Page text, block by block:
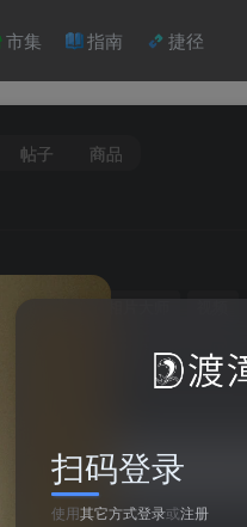
市集 指南 捷径
帖子 商品
2027
扫码登录
使用其它方式登录或注册